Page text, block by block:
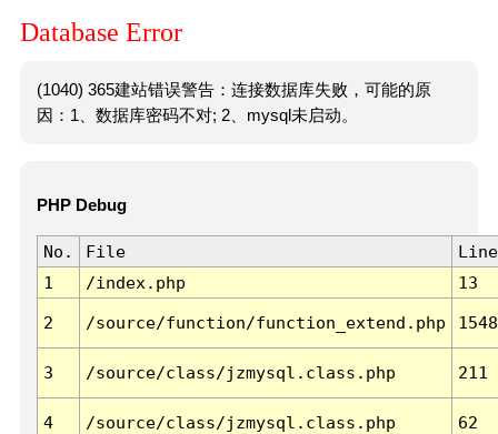
Database Error
(1040) 365建站错误警告：连接数据库失败，可能的原
因：1、数据库密码不对; 2、mysql未启动。
PHP Debug
No. File
Line
1
/index.php 13
2 /source/function/function_extend.php 1548
3 /source/class/jzmysql.class.php 211
4 /source/class/jzmysql.class.php 62